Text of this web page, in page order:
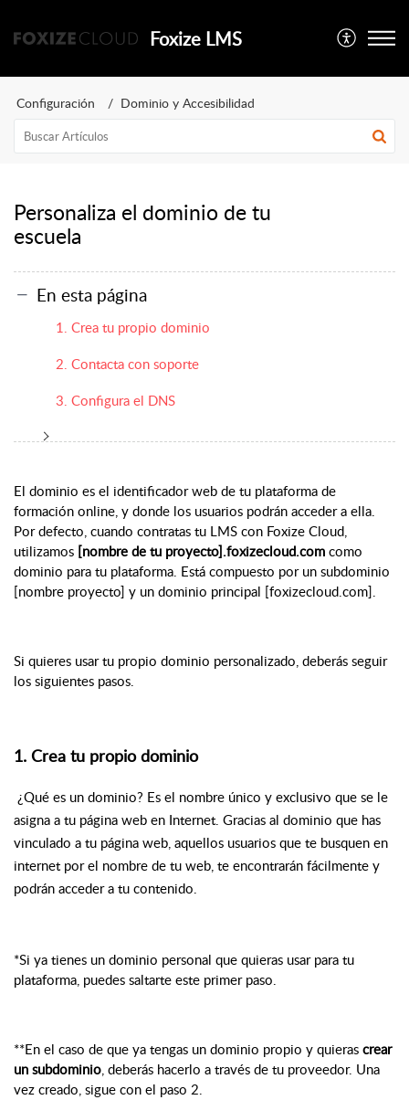
Foxize LMS
Configuración Dominio y Accesibilidad
Personaliza el dominio de tu
escuela
En esta página
1. Crea tu propio dominio
2. Contacta con soporte
3. Configura el DNS
El dominio es el identificador web de tu plataforma de
formación online, y donde los usuarios podrán acceder a ella.
Por defecto, cuando contratas tu LMS con Foxize Cloud,
utilizamos [nombre de tu proyecto].foxizecloud.com como
dominio para tu plataforma. Está compuesto por un subdominio
[nombre proyecto] y un dominio principal [foxizecloud.com].
Si quieres usar tu propio dominio personalizado, deberás seguir
los siguientes pasos.
1. Crea tu propio dominio
¿Qué es un dominio? Es el nombre único y exclusivo que se le
asigna a tu página web en Internet. Gracias al dominio que has
vinculado a tu página web, aquellos usuarios que te busquen en
internet por el nombre de tu web, te encontrarán fácilmente y
podrán acceder a tu contenido.
*Si ya tienes un dominio personal que quieras usar para tu
plataforma, puedes saltarte este primer paso.
**En el caso de que ya tengas un dominio propio y quieras crear
un subdominio, deberás hacerlo a través de tu proveedor. Una
vez creado, sigue con el paso 2.